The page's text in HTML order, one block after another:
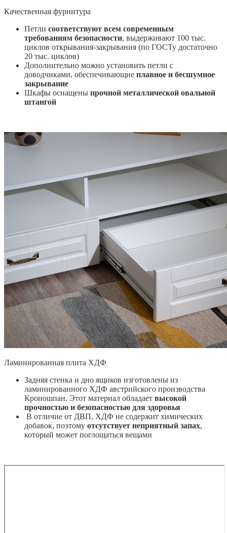
Качественная фурнитура
Петли соответствуют всем современным
требованиям безопасности, выдерживают 100 тыс.
циклов открывания-закрывания (по ГОСТу достаточно
20 тыс. циклов)
Дополнительно можно установить петли с
доводчиками, обеспечивающие плавное и бесшумное
закрывание
Шкафы оснащены прочной металлической овальной
штангой
Ламинированная плита ХДФ
Задняя стенка и дно ящиков изготовлены из
ламинированного ХДФ австрийского производства
Кроношпан. Этот материал обладает высокой
прочностью и безопасностью для здоровья
В отличие от ДВП, ХДФ не содержит химических
добавок, поэтому отсутствует неприятный запах,
который может поглощаться вещами